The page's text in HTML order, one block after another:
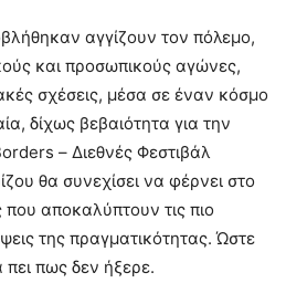
αγγίζουν τον πόλεμο,
και προσωπικούς αγώνες,
σχέσεις, μέσα σε έναν κόσμο
δίχως βεβαιότητα για την
– Διεθνές Φεστιβάλ
θα συνεχίσει να φέρνει στο
που αποκαλύπτουν τις πιο
της πραγματικότητας. Ώστε
πως δεν ήξερε.